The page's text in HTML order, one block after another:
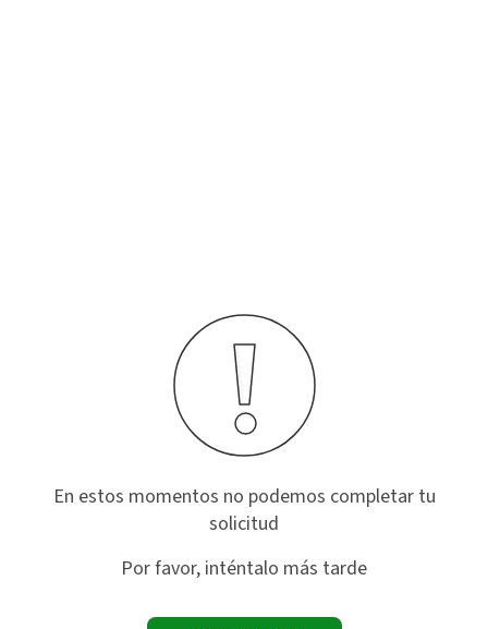
En estos momentos no podemos completar tu
solicitud
Por favor, inténtalo más tarde